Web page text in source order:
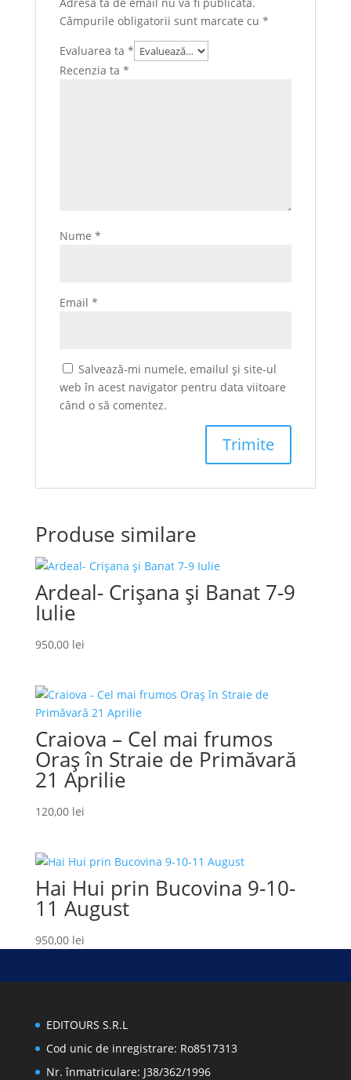
Câmpurile obligatorii sunt marcate cu *
Evaluarea ta *
Recenzia ta *
Nume *
Email *
Salvează-mi numele, emailul și site-ul
web în acest navigator pentru data viitoare
când o să comentez.
Produse similare
Ardeal- Crișana și Banat 7-9
Iulie
950,00 lei
Craiova – Cel mai frumos
Oraș în Straie de Primăvară
21 Aprilie
120,00 lei
Hai Hui prin Bucovina 9-10-
11 August
950,00 lei
EDITOURS S.R.L
Cod unic de inregistrare: Ro8517313
Nr. înmatriculare: J38/362/1996